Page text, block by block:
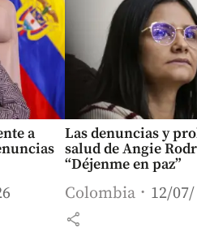
a
Las denuncias y
salud de Angie
“Déjenme en paz”
Colombia 12/
share